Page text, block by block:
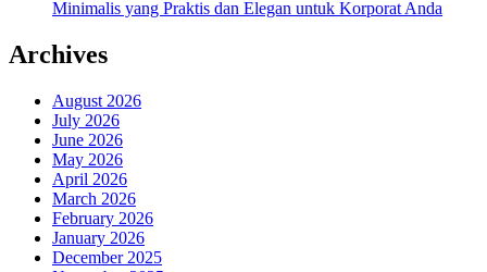
Minimalis yang Praktis dan Elegan untuk Korporat Anda
Archives
August 2026
July 2026
June 2026
May 2026
April 2026
March 2026
February 2026
January 2026
December 2025